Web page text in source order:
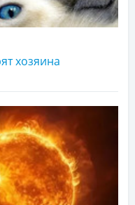
хозяина